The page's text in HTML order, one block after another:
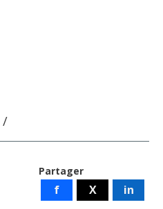
/
Partager
f X in